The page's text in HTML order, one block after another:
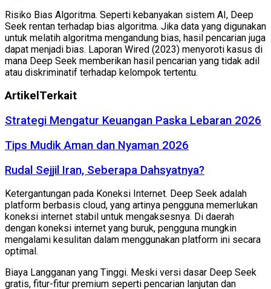
Risiko Bias Algoritma. Seperti kebanyakan sistem AI, Deep
Seek rentan terhadap bias algoritma. Jika data yang digunakan
untuk melatih algoritma mengandung bias, hasil pencarian juga
dapat menjadi bias. Laporan Wired (2023) menyoroti kasus di
mana Deep Seek memberikan hasil pencarian yang tidak adil
atau diskriminatif terhadap kelompok tertentu.
Artikel Terkait
Strategi Mengatur Keuangan Paska Lebaran 2026
Tips Mudik Aman dan Nyaman 2026
Rudal Sejjil Iran, Seberapa Dahsyatnya?
Ketergantungan pada Koneksi Internet. Deep Seek adalah
platform berbasis cloud, yang artinya pengguna memerlukan
koneksi internet stabil untuk mengaksesnya. Di daerah
dengan koneksi internet yang buruk, pengguna mungkin
mengalami kesulitan dalam menggunakan platform ini secara
optimal.
Biaya Langganan yang Tinggi. Meski versi dasar Deep Seek
gratis, fitur-fitur premium seperti pencarian lanjutan dan